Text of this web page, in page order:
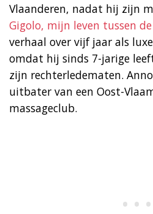
Vlaanderen, nadat hij zijn
Gigolo, mijn leven tussen
verhaal over vijf jaar als
omdat hij sinds 7-jarige
zijn rechterledematen. Anno
uitbater van een Oost-
massageclub.